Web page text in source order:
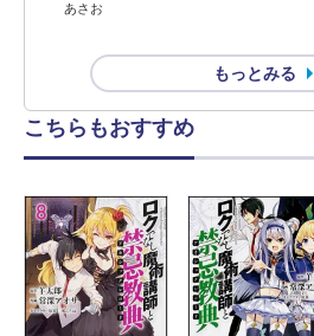
あさお
もっとみる
こちらもおすすめ